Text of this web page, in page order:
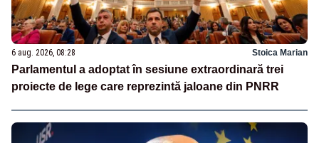
6 aug. 2026, 08:28 Stoica Marian
Parlamentul a adoptat în sesiune extraordinară trei
proiecte de lege care reprezintă jaloane din PNRR